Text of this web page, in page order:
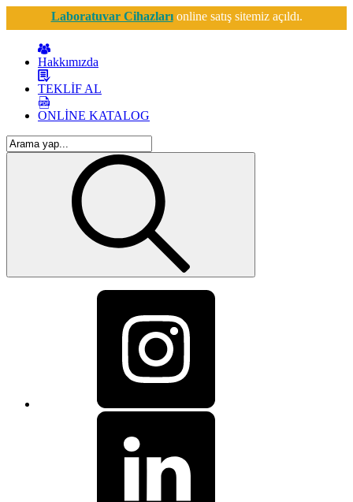
Laboratuvar Cihazlarıonline satış sitemiz açıldı.
Hakkımızda
TEKLİF AL
ONLİNE KATALOG